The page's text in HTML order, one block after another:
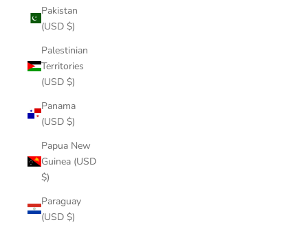
Pakistan
(USD $)
Palestinian
Territories
(USD $)
Panama
(USD $)
Papua New
Guinea (USD
$)
Paraguay
(USD $)